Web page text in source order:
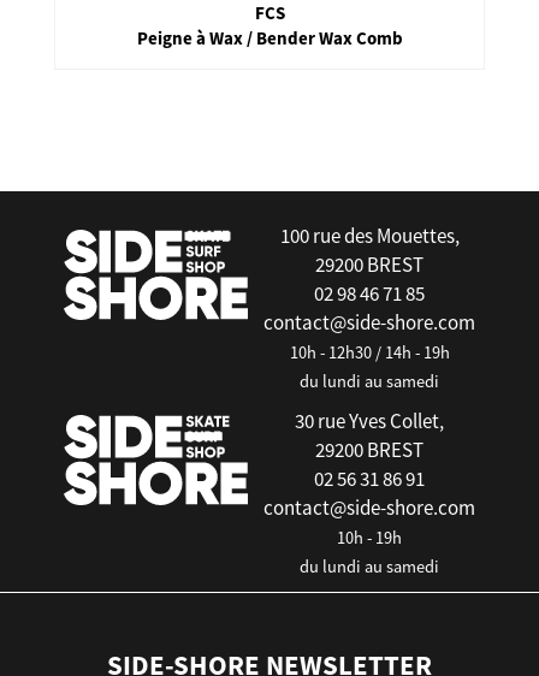
FCS
Peigne à Wax / Bender Wax Comb
100 rue des Mouettes,
29200 BREST
02 98 46 71 85
contact@side-shore.com
10h - 12h30 / 14h - 19h
du lundi au samedi
30 rue Yves Collet,
29200 BREST
02 56 31 86 91
contact@side-shore.com
10h - 19h
du lundi au samedi
SIDE-SHORE NEWSLETTER